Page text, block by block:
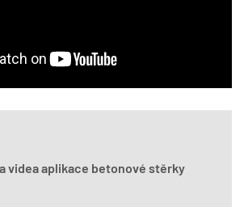
videa aplikace betonové stěrky